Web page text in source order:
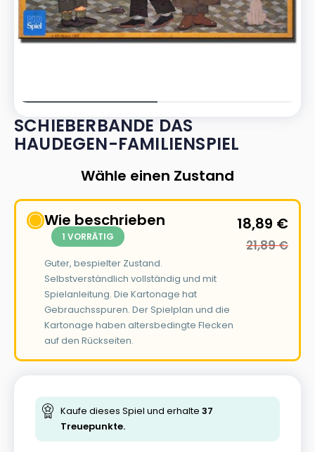
SCHIEBERBANDE DAS
HAUDEGEN-FAMILIENSPIEL
Wähle einen Zustand
Wie beschrieben
1 VORRÄTIG
Guter, bespielter Zustand.
Selbstverständlich vollständig und mit
Spielanleitung. Die Kartonage hat
Gebrauchsspuren. Der Spielplan und die
Kartonage haben altersbedingte Flecken
auf den Rückseiten.
18,89 €
21,89€
Kaufe dieses Spiel und erhalte 37
Treuepunkte.